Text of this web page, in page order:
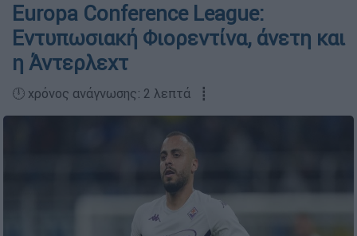
Europa Conference League:
Εντυπωσιακή Φιορεντίνα, άνετη και
η Άντερλεχτ
🕛 χρόνος ανάγνωσης: 2 λεπτά ┋